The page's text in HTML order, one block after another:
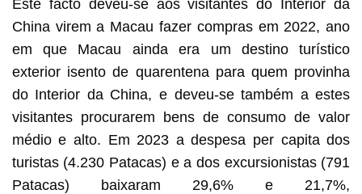
Este facto deveu-se aos visitantes do Interior da
China virem a Macau fazer compras em 2022, ano
em que Macau ainda era um destino turístico
exterior isento de quarentena para quem provinha
do Interior da China, e deveu-se também a estes
visitantes procurarem bens de consumo de valor
médio e alto. Em 2023 a despesa per capita dos
turistas (4.230 Patacas) e a dos excursionistas (791
Patacas) baixaram 29,6% e 21,7%,